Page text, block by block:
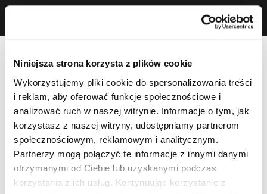
Niniejsza strona korzysta z plików cookie
Wykorzystujemy pliki cookie do spersonalizowania treści
i reklam, aby oferować funkcje społecznościowe i
analizować ruch w naszej witrynie. Informacje o tym, jak
korzystasz z naszej witryny, udostępniamy partnerom
społecznościowym, reklamowym i analitycznym.
Partnerzy mogą połączyć te informacje z innymi danymi
otrzymanymi od Ciebie lub uzyskanymi podczas
korzystania z ich usług. Kontynuując korzystanie z